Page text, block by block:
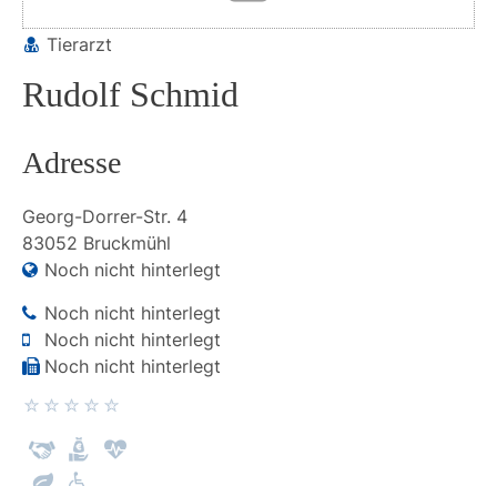
Tierarzt
Rudolf Schmid
Adresse
Georg-Dorrer-Str. 4
83052 Bruckmühl
Noch nicht hinterlegt
Noch nicht hinterlegt
Noch nicht hinterlegt
Noch nicht hinterlegt